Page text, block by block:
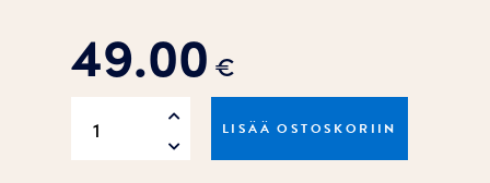
49.00 €
Juliste
LISÄÄ OSTOSKORIIN